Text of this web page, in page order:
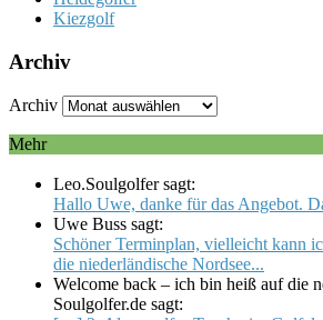
Kiezgolf
Archiv
Archiv
Mehr
Leo.Soulgolfer sagt:
Hallo Uwe, danke für das Angebot.
Uwe Buss sagt:
Schöner Terminplan, vielleicht kann
die niederländische Nordsee...
Welcome back – ich bin heiß auf die
Soulgolfer.de sagt: